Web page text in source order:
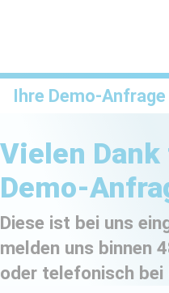
Ihre Demo-Anfrage
Vielen
Demo-
Diese ist bei uns
melden uns binnen
oder telefonisch bei